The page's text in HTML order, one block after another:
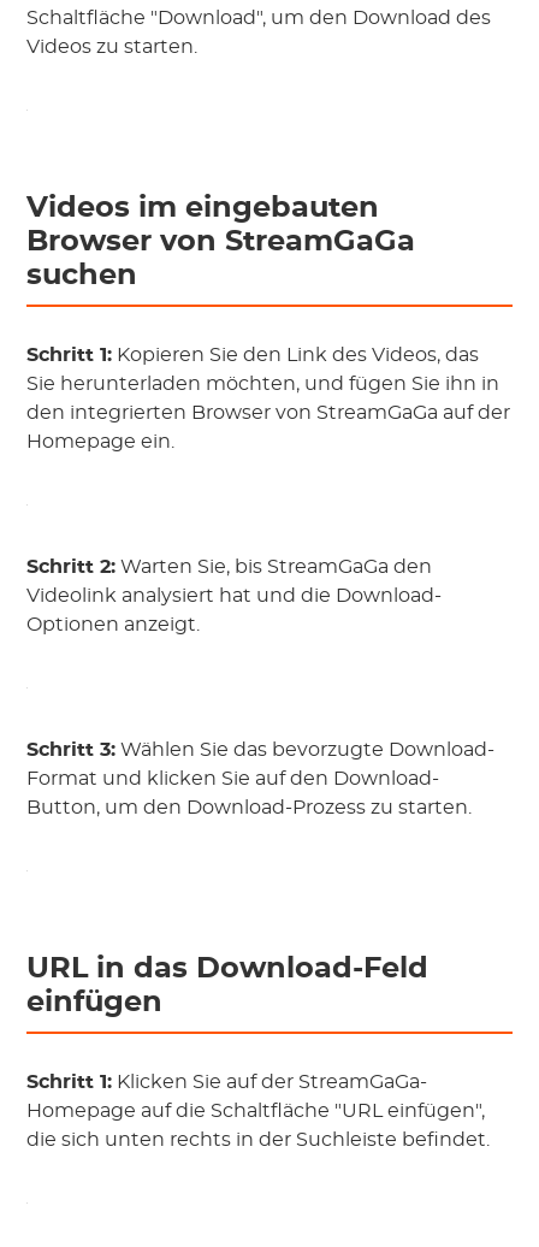
Schaltfläche "Download", um den Download des
Videos zu starten.
Videos im eingebauten
Browser von StreamGaGa
suchen
Schritt 1: Kopieren Sie den Link des Videos, das
Sie herunterladen möchten, und fügen Sie ihn in
den integrierten Browser von StreamGaGa auf der
Homepage ein.
Schritt 2: Warten Sie, bis StreamGaGa den
Videolink analysiert hat und die Download-
Optionen anzeigt.
Schritt 3: Wählen Sie das bevorzugte Download-
Format und klicken Sie auf den Download-
Button, um den Download-Prozess zu starten.
URL in das Download-Feld
einfügen
Schritt 1: Klicken Sie auf der StreamGaGa-
Homepage auf die Schaltfläche "URL einfügen",
die sich unten rechts in der Suchleiste befindet.